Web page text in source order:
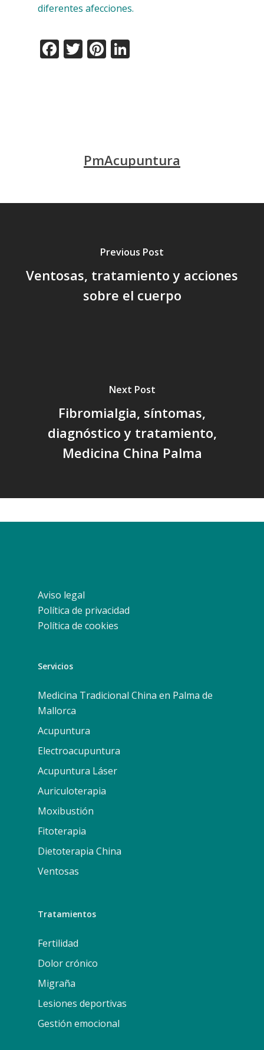
diferentes afecciones.
Facebook
TwitterPinterest
PmAcupuntura
Previous Post
Ventosas, tratamiento y acciones
sobre el cuerpo
Next Post
Fibromialgia, síntomas,
diagnóstico y tratamiento,
Medicina China Palma
Aviso legal
Política de privacidad
Política de cookies
Servicios
Medicina Tradicional China en Palma de
Mallorca
Acupuntura
Electroacupuntura
Acupuntura Láser
Auriculoterapia
Moxibustión
Fitoterapia
Dietoterapia China
Ventosas
Tratamientos
Fertilidad
Dolor crónico
Migraña
Lesiones deportivas
Gestión emocional